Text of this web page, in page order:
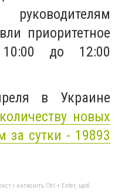
приоритетное
до 12:00
в Украине
новых
за сутки - 19893
і натисніть Ctrl + Enter, щоб